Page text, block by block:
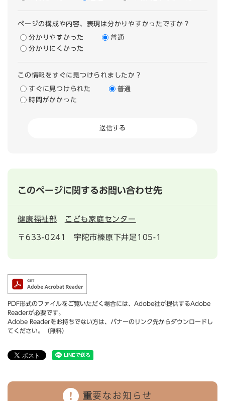
ページの構成や内容、表現は分かりやすかったですか？
分かりやすかった
普通
分かりにくかった
この情報をすぐに見つけられましたか？
すぐに見つけられた
普通
時間がかかった
このページに関するお問い合わせ先
健康福祉部 こども家庭センター
〒633-0241 宇陀市榛原下井足105-1
PDF形式のファイルをご覧いただく場合には、Adobe社が提供するAdobe
Readerが必要です。
Adobe Readerをお持ちでない方は、バナーのリンク先からダウンロードし
てください。（無料）
重要なお知らせ